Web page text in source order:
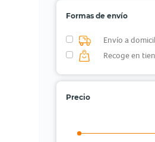
Formas de envío
Envío a
Recoge en
Precio